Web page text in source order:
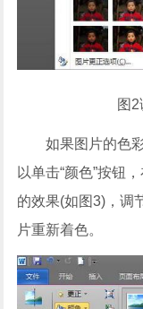
图
如果图片的色彩
以单击“颜色”按钮
的效果(如图3)，调
片重新着色。